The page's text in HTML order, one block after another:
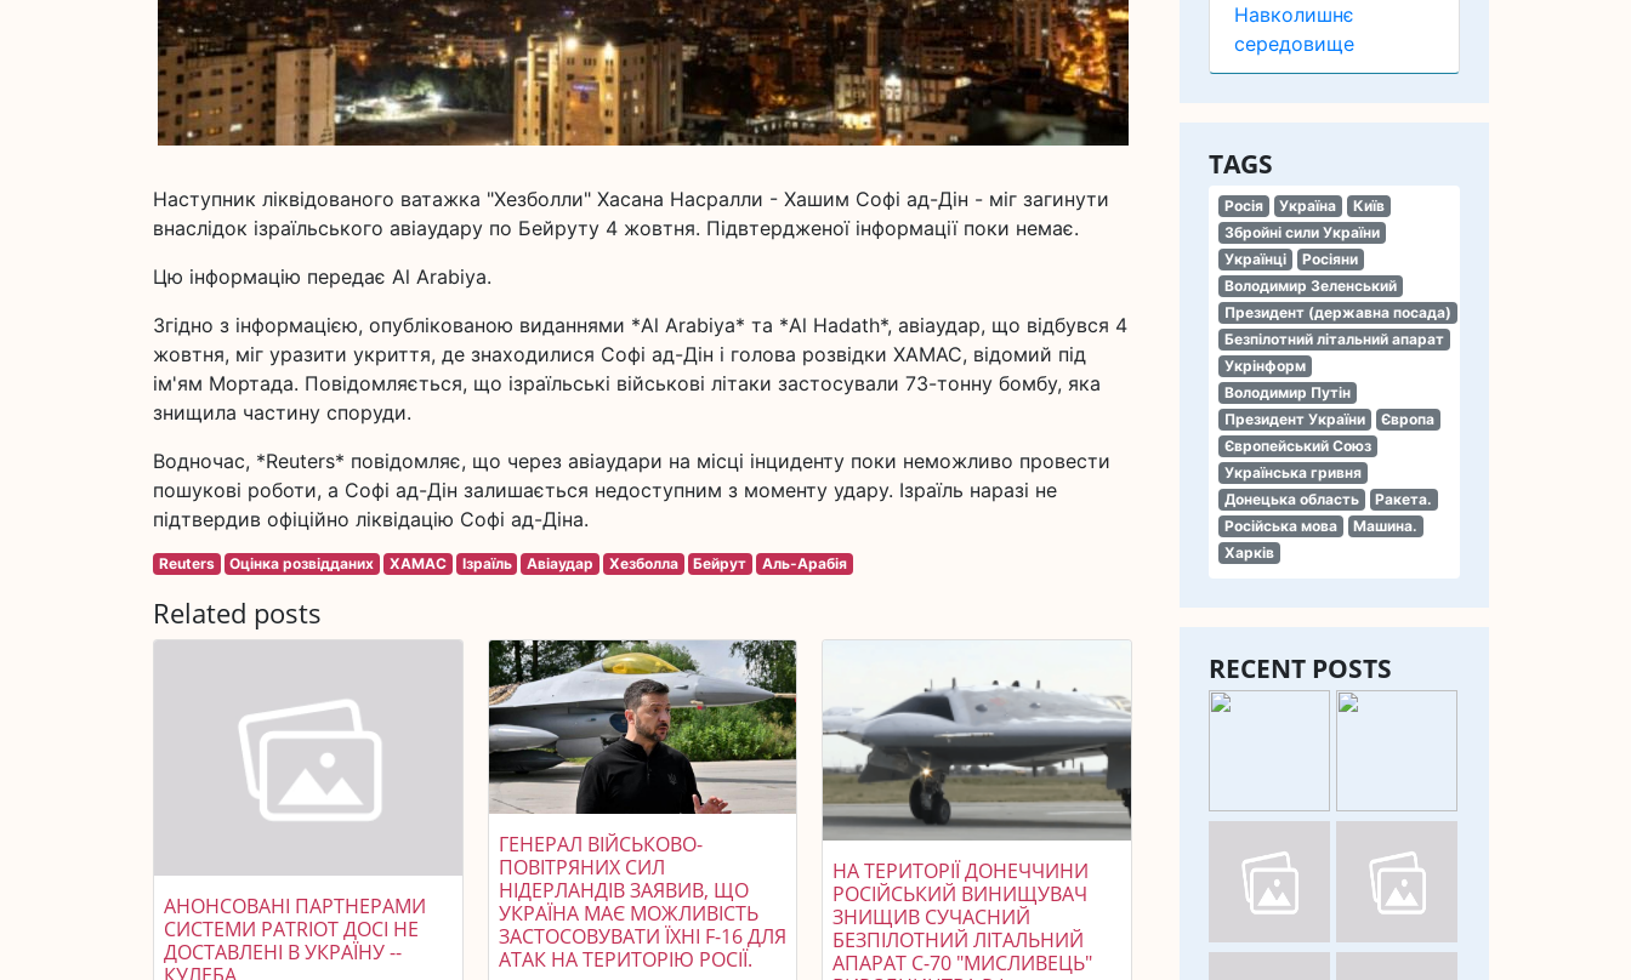
Навколишнє
середовище
TAGS
Росія Україна
Київ
Збройні сили України
Українці
Росіяни
Володимир Зеленський
Президент (державна посада)
Безпілотний літальний апарат
Укрінформ
Володимир Путін
Президент України
Європа
Європейський Союз
Українська гривня
Донецька область
Ракета.
Російська мова
Машина.
Харків
RECENT POSTS
Наступник ліквідованого ватажка "Хезболли" Хасана Насралли - Хашим Софі ад-Дін - міг загинути
внаслідок ізраїльського авіаудару по Бейруту 4 жовтня. Підвтердженої інформації поки немає.
Цю інформацію передає Al Arabiya.
Згідно з інформацією, опублікованою виданнями *Al Arabiya* та *Al Hadath*, авіаудар, що відбувся 4
жовтня, міг уразити укриття, де знаходилися Софі ад-Дін і голова розвідки ХАМАС, відомий під
ім'ям Мортада. Повідомляється, що ізраїльські військові літаки застосували 73-тонну бомбу, яка
знищила частину споруди.
Водночас, *Reuters* повідомляє, що через авіаудари на місці інциденту поки неможливо провести
пошукові роботи, а Софі ад-Дін залишається недоступним з моменту удару. Ізраїль наразі не
підтвердив офіційно ліквідацію Софі ад-Діна.
Reuters Оцінка розвідданих ХАМАС Ізраїль Авіаудар Хезболла Бейрут Аль-Арабія
Related posts
АНОНСОВАНІ ПАРТНЕРАМИ
СИСТЕМИ PATRIOT ДОСІ НЕ
ДОСТАВЛЕНІ В УКРАЇНУ --
ГЕНЕРАЛ ВІЙСЬКОВО-
ПОВІТРЯНИХ СИЛ
НІДЕРЛАНДІВ ЗАЯВИВ, ЩО
УКРАЇНА МАЄ МОЖЛИВІСТЬ
ЗАСТОСОВУВАТИ ЇХНІ F-16 ДЛЯ
АТАК НА ТЕРИТОРІЮ РОСІЇ.
НА ТЕРИТОРІЇ ДОНЕЧЧИНИ
РОСІЙСЬКИЙ ВИНИЩУВАЧ
ЗНИЩИВ СУЧАСНИЙ
БЕЗПІЛОТНИЙ ЛІТАЛЬНИЙ
АПАРАТ С-70 "МИСЛИВЕЦЬ"